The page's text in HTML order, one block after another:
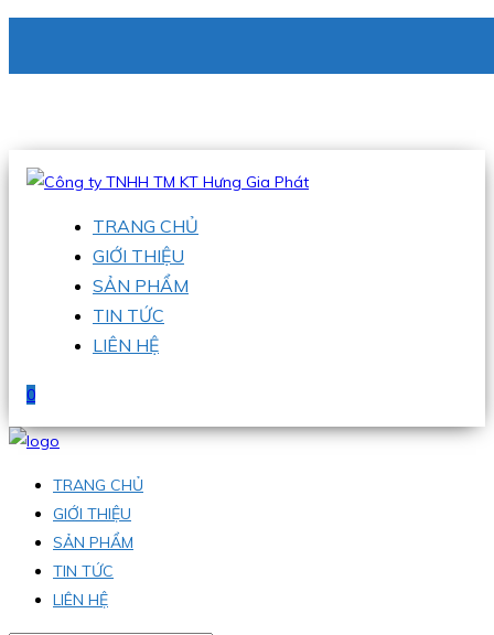
Hotline:0938 336 079
TRANG CHỦ
GIỚI THIỆU
SẢN PHẨM
TIN TỨC
LIÊN HỆ
0
TRANG CHỦ
GIỚI THIỆU
SẢN PHẨM
TIN TỨC
LIÊN HỆ